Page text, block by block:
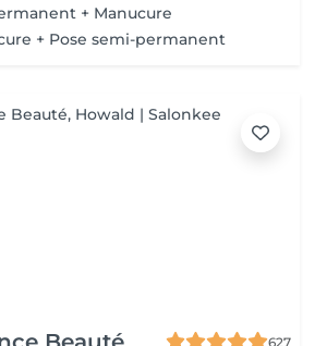
+ Manucure
+ Pose semi-permanent
627